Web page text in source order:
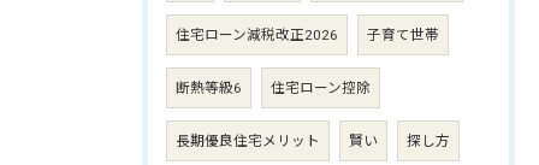
住宅ローン減税改正2026 子育て世帯
断熱等級6 住宅ローン控除
長期優良住宅メリット 賢い 探し方